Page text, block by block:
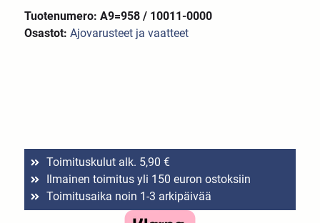
Tuotenumero: A9=958 / 10011-0000
Osastot:Ajovarusteet ja vaatteet
Toimituskulut alk. 5,90 €
Ilmainen toimitus yli 150 euron ostoksiin
Toimitusaika noin 1-3 arkipäivää